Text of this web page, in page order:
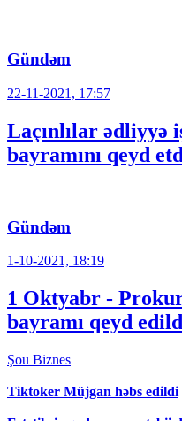
Gündəm
22-11-2021, 17:57
Laçınlılar ədliyyə
bayramını qeyd
Gündəm
1-10-2021, 18:19
1 Oktyabr -
bayramı qeyd
Şou Biznes
Tiktoker Müjgan həbs edildi